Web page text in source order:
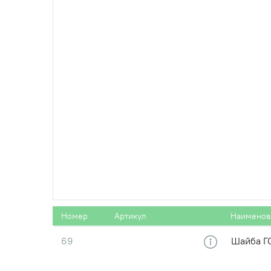
Номер Артикул
Гайка
Шайба
69 Шайба